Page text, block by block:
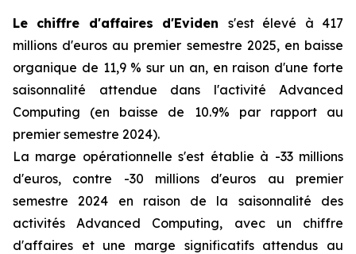
Le chiffre d'affaires d'Eviden s'est élevé à 417
millions d'euros au premier semestre 2025, en baisse
organique de 11,9 % sur un an, en raison d'une forte
saisonnalité attendue dans l'activité Advanced
Computing (en baisse de 10.9% par rapport au
premier semestre 2024).
La marge opérationnelle s'est établie à -33 millions
d'euros, contre -30 millions d'euros au premier
semestre 2024 en raison de la saisonnalité des
activitésAdvanced Computing, avec un chiffre
d'affaires et une marge significatifs attendus au